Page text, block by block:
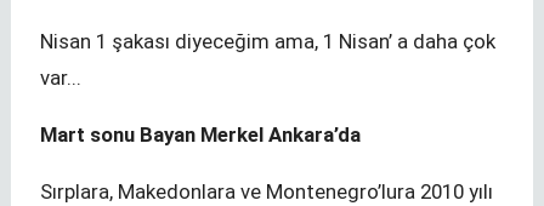
Nisan 1 şakası diyeceğim ama, 1 Nisan’ a daha çok
var...
Mart sonu Bayan Merkel Ankara’da
Sırplara, Makedonlara ve Montenegro’lura 2010 yılı